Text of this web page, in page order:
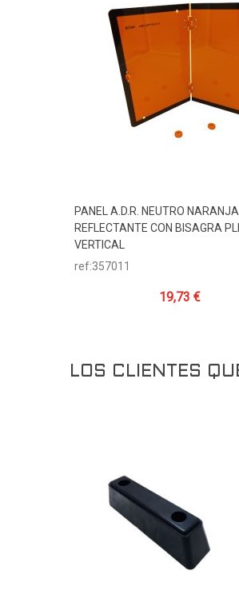
Añadir Al Carrito
PANEL A.D.R. NEUTRO NARANJA
REFLECTANTE CON BISAGRA
VERTICAL
ref:357011
19,73 €
LOS CLIENTES